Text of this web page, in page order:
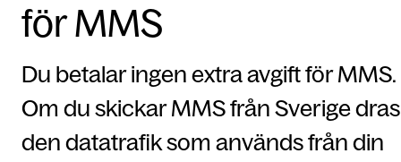
för MMS
Du betalar ingen extra avgift för MMS.
Om du skickar MMS från Sverige dras
den datatrafik som används från din